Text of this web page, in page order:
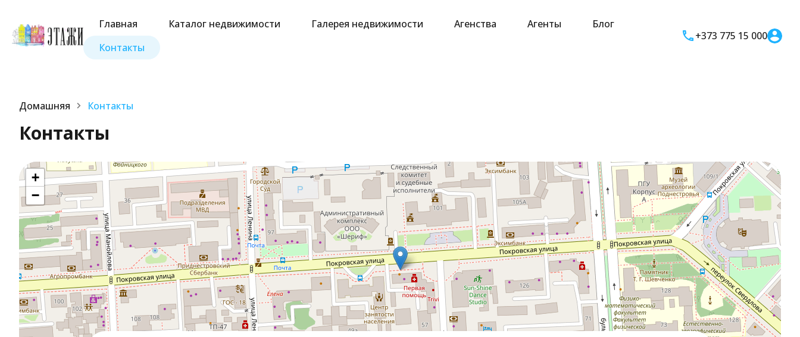
Главная Каталог недвижимости Галерея недвижимости Агенства Агенты
Блог
Контакты
+373 775 15 000
Домашняя Контакты
Контакты
+
−